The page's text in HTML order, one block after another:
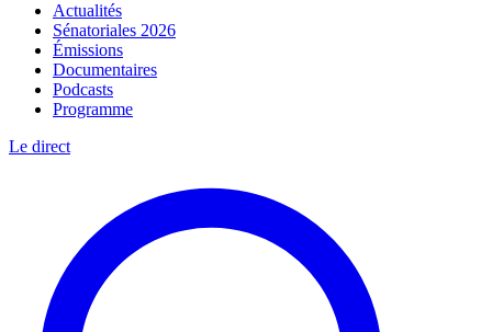
Actualités
Sénatoriales 2026
Émissions
Documentaires
Podcasts
Programme
Le direct